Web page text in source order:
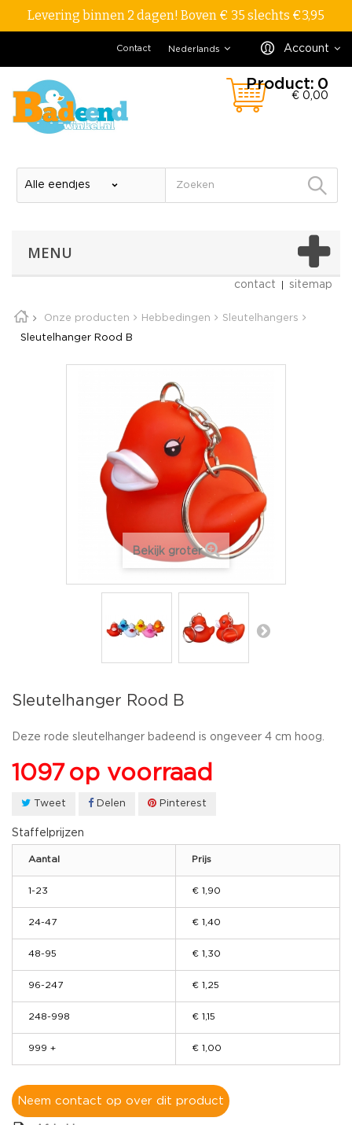
Levering binnen 2 dagen! Boven € 35 slechts €3,95
Account
Nederlands
Contact
Product: 0
€ 0,00
MENU
contact sitemap
Onze producten Hebbedingen Sleutelhangers
Sleutelhanger Rood B
Bekijk groter
Sleutelhanger Rood B
Deze rode sleutelhanger badeend is ongeveer 4 cm hoog.
1097 op voorraad
Tweet Delen Pinterest
Staffelprijzen
Aantal Prijs
1-23 € 1,90
24-47 € 1,40
48-95 € 1,30
96-247 € 1,25
248-998 € 1,15
999 + € 1,00
Neem contact op over dit product